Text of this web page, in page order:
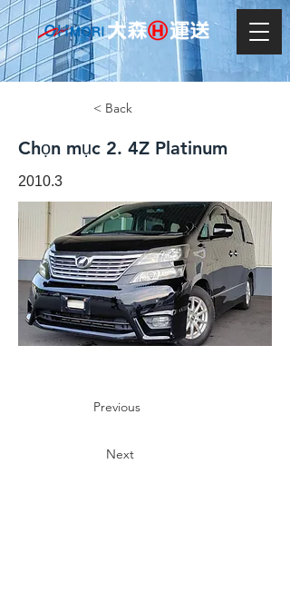
< Back
Chọn mục 2. 4Z Platinum
2010.3
Previous
Next